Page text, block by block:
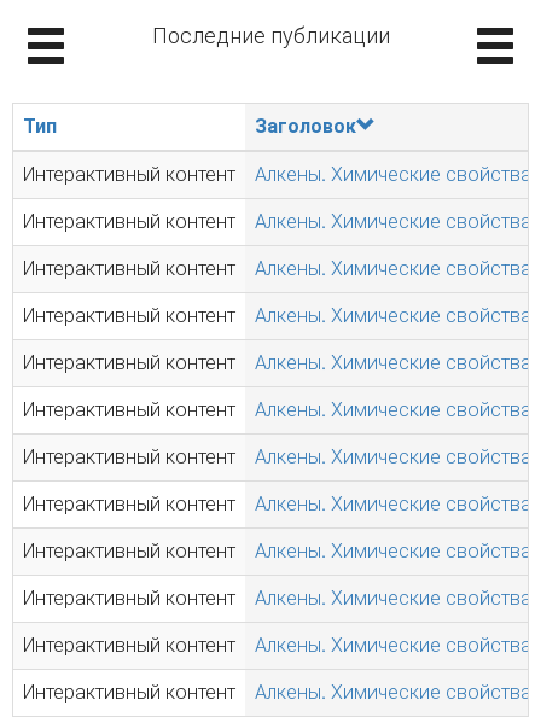
Последние публикации
Тип Заголовок
Интерактивный контент Алкены. Химические
Интерактивный контент Алкены. Химические
Интерактивный контент Алкены. Химические
Интерактивный контент Алкены. Химические
Интерактивный контент Алкены. Химические
Интерактивный контент Алкены. Химические
Интерактивный контент Алкены. Химические
Интерактивный контент Алкены. Химические
Интерактивный контент Алкены. Химические
Интерактивный контент Алкены. Химические
Интерактивный контент Алкены. Химические
Интерактивный контент Алкены. Химические